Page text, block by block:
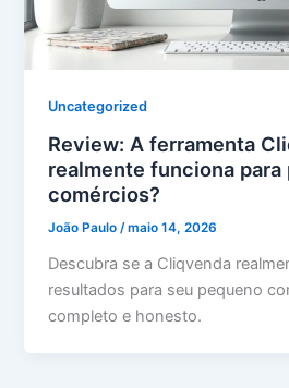
Uncategorized
Review: A ferramenta
realmente funciona para
comércios?
João Paulo/maio 14, 2026
Descubra se a Cliqvenda
resultados para seu pequeno
completo e honesto.